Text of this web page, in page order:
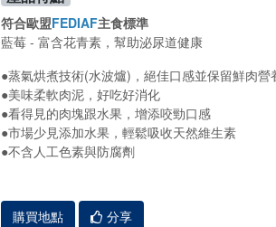
符合歐盟FEDIAF主食標準
藍莓 - 富含花青素，幫助泌尿道健康
●蒸氣烘煮技術(水波爐)，絕佳口感並保留鮮肉營
●美味柔軟肉泥，好吃好消化
●看得見的肉塊跟水果，增添咬勁口感
●市場少見添加水果，輕鬆吸收天然維生素
●不含人工色素與防腐劑
購買地點 分享